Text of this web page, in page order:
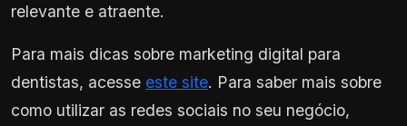
relevante e atraente.
Para mais dicas sobre marketing digital para
dentistas, acesse este site. Para saber mais sobre
como utilizar as redes sociais no seu negócio,